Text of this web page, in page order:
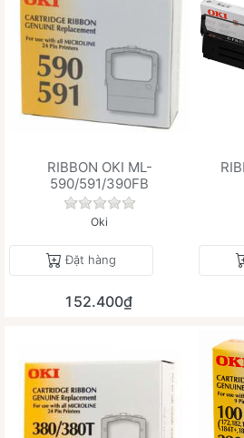
RIBBON OKI ML-
590/591/390FB
Chưa có đánh giá nào
Oki
Đặt hàng
152.400₫